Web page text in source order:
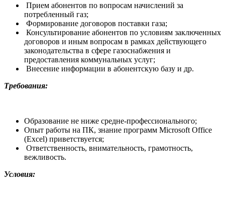
Прием абонентов по вопросам начислений за
потребленный газ;
Формирование договоров поставки газа;
Консультирование абонентов по условиям заключенных
договоров и иным вопросам в рамках действующего
законодательства в сфере газоснабжения и
предоставления коммунальных услуг;
Внесение информации в абонентскую базу и др.
Требования:
Образование не ниже средне-профессионального;
Опыт работы на ПК, знание программ Microsoft Office
(Excel) приветствуется;
Ответственность, внимательность, грамотность,
вежливость.
Условия: